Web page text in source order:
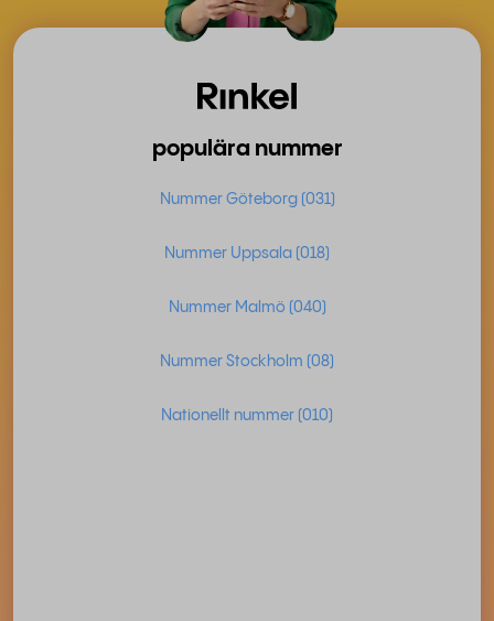
populära nummer
Nummer Göteborg (031)
Nummer Uppsala (018)
Nummer Malmö (040)
Nummer Stockholm (08)
Nationellt nummer (010)